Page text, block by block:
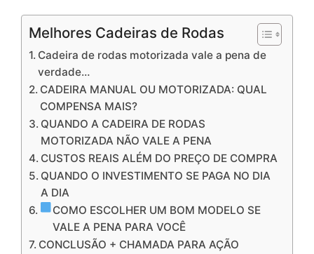
Melhores Cadeiras de Rodas
Cadeira de rodas motorizada vale a pena de
verdade…
CADEIRA MANUAL OU MOTORIZADA: QUAL
COMPENSA MAIS?
QUANDO A CADEIRA DE RODAS
MOTORIZADA NÃO VALE A PENA
CUSTOS REAIS ALÉM DO PREÇO DE COMPRA
QUANDO O INVESTIMENTO SE PAGA NO DIA
A DIA
COMO ESCOLHER UM BOM MODELO SE
VALE A PENA PARA VOCÊ
CONCLUSÃO + CHAMADA PARA AÇÃO